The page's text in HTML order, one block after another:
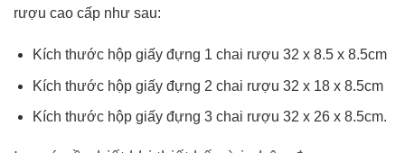
rượu cao cấp như sau:
Kích thước hộp giấy đựng 1 chai rượu 32 x 8.5 x 8.5cm
Kích thước hộp giấy đựng 2 chai rượu 32 x 18 x 8.5cm
Kích thước hộp giấy đựng 3 chai rượu 32 x 26 x 8.5cm.